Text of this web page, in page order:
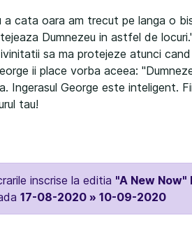
a cata oara am trecut pe langa o
Dumnezeu in astfel de
sa ma protejeze atunci
ii place vorba aceea:
Ingerasul George este inteligent.
tau!
inscrise la editia "A New Now"
17-08-2020 » 10-09-2020